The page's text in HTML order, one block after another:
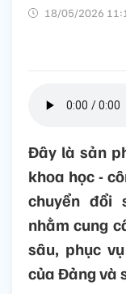
18/05/2026
Đây là sản
khoa học -
chuyển đổi
nhằm cung
sâu, phục
của Đảng và